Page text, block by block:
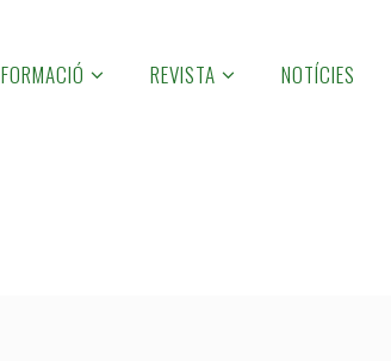
FORMACIÓ REVISTA NOTÍCIES